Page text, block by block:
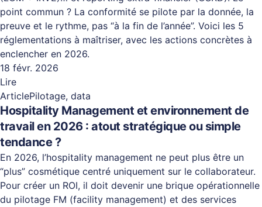
point commun ? La conformité se pilote par la donnée, la
preuve et le rythme, pas “à la fin de l’année”. Voici les 5
réglementations à maîtriser, avec les actions concrètes à
enclencher en 2026.
18 févr. 2026
Lire
ArticlePilotage, data
Hospitality Management et environnement de
travail en 2026 : atout stratégique ou simple
tendance ?
En 2026, l’hospitality management ne peut plus être un
“plus” cosmétique centré uniquement sur le collaborateur.
Pour créer un ROI, il doit devenir une brique opérationnelle
du pilotage FM (facility management) et des services